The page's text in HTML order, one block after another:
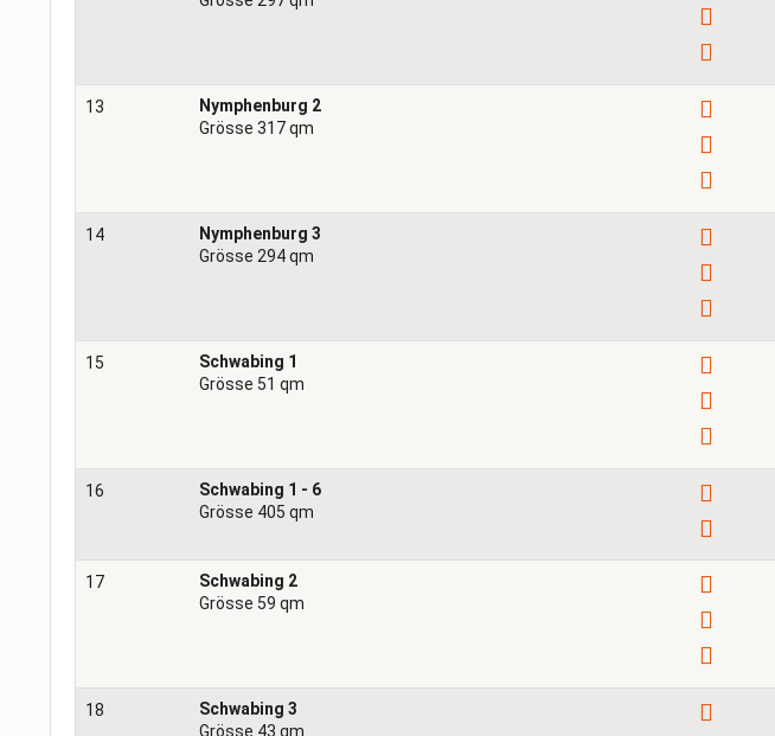
13
Nymphenburg 2
Grösse 317 qm
14
Nymphenburg 3
Grösse 294 qm
15
Schwabing 1
Grösse 51 qm
16
Schwabing 1 - 6
Grösse 405 qm
17
Schwabing 2
Grösse 59 qm
18
Schwabing 3
Grösse 43 qm